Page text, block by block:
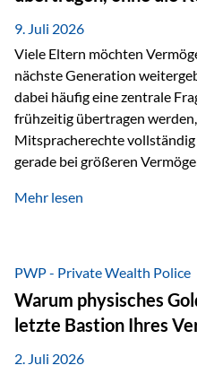
Ein…
9. Juli 2026
Viele Eltern möchten
nächste Generation
dabei häufig eine zentrale
frühzeitig übertragen
Mitspracherechte vollständig
gerade bei größeren
sicherzustellen, dass das
folgende Situation vor: Ein
einen Teil seines Vermögens.
Tochter das Geld kurzfristig
Mehr lesen
PWP - Private Wealth Police
Warum physisches
letzte Bastion Ihres
2. Juli 2026